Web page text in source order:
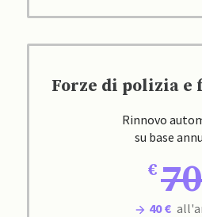
Forze di polizia e
Rinnovo
su base
70
40 €